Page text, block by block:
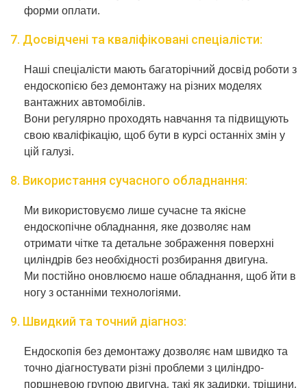
форми оплати.
7. Досвідчені та кваліфіковані спеціалісти:
Наші спеціалісти мають багаторічний досвід роботи з
ендоскопією без демонтажу на різних моделях
вантажних автомобілів.
Вони регулярно проходять навчання та підвищують
свою кваліфікацію, щоб бути в курсі останніх змін у
цій галузі.
8. Використання сучасного обладнання:
Ми використовуємо лише сучасне та якісне
ендоскопічне обладнання, яке дозволяє нам
отримати чітке та детальне зображення поверхні
циліндрів без необхідності розбирання двигуна.
Ми постійно оновлюємо наше обладнання, щоб йти в
ногу з останніми технологіями.
9. Швидкий та точний діагноз:
Ендоскопія без демонтажу дозволяє нам швидко та
точно діагностувати різні проблеми з циліндро-
поршневою групою двигуна, такі як задирки, тріщини,